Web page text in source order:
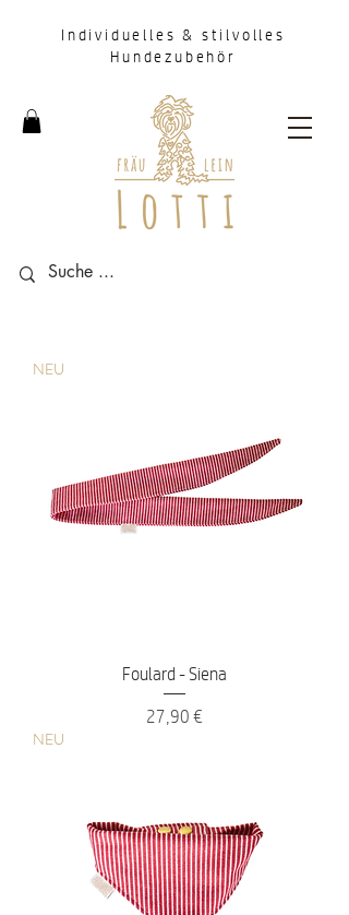
Individuelles & stilvolles
Hundezubehör
NEU
Foulard - Siena
Preis
27,90 €
NEU